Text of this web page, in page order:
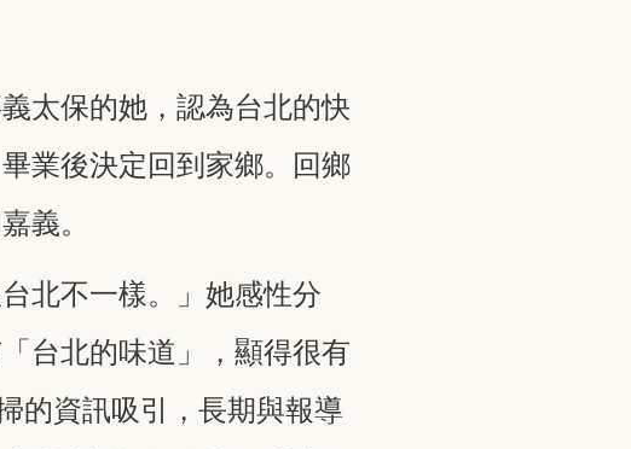
太保的她，認為台北的快
業後決定回到家鄉。回鄉
義。
北不一樣。」她感性分
台北的味道」，顯得很有
的資訊吸引，長期與報導